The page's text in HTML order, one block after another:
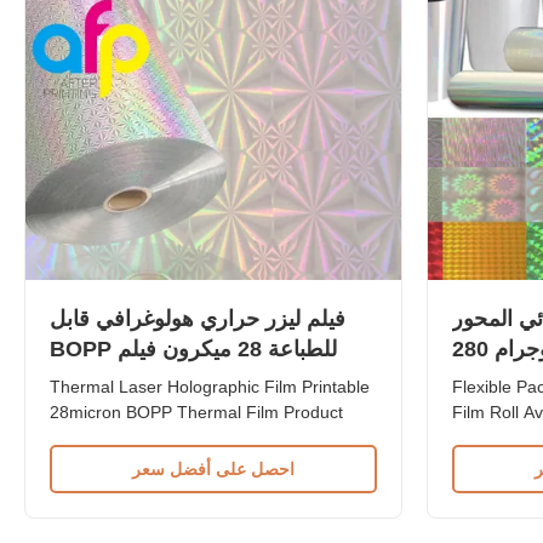
المحور
(BOPP) مرنة بتأثير الهولوجرام 280
Flexible
Film Roll
Overview
Flexible
فيلم ليزر حراري هولوغرافي قابل
للطباعة 28 ميكرون فيلم BOPP
حراري
Thermal Laser Holographic Film Printable
28micron BOPP Thermal Film Product
Thermal Laser Holographic Film for
Lamination Specifications Parameter
احصل على أفضل سعر